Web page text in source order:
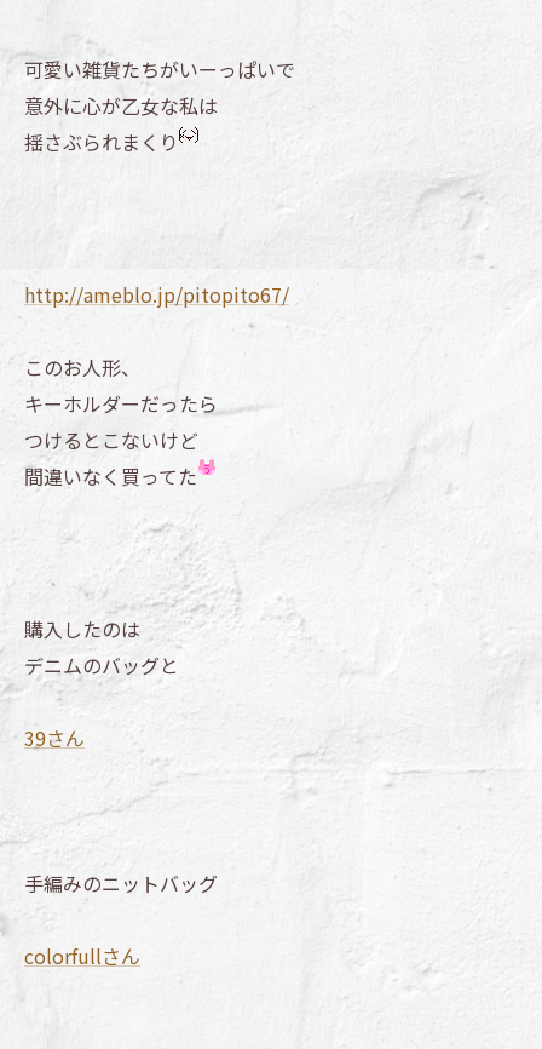
可愛い雑貨たちがいーっぱいで
意外に心が乙女な私は
揺さぶられまくり
http://ameblo.jp/pitopito67/
このお人形、
キーホルダーだったら
つけるとこないけど
間違いなく買ってた
購入したのは
デニムのバッグと
39さん
手編みのニットバッグ
colorfullさん